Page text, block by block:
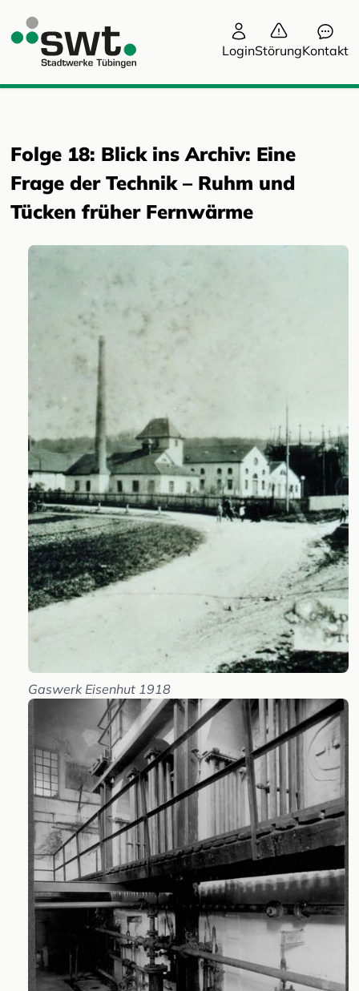
LoginStörungKontakt
Folge 18: Blick ins Archiv: Eine
Frage der Technik – Ruhm und
Tücken früher Fernwärme
Gaswerk Eisenhut 1918